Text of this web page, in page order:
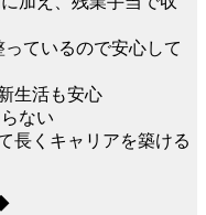
ているので安心して
生活も安心
ない
長くキャリアを築ける